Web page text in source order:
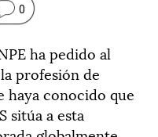
0
ha pedido al
profesión de
haya conocido que
sitúa a esta